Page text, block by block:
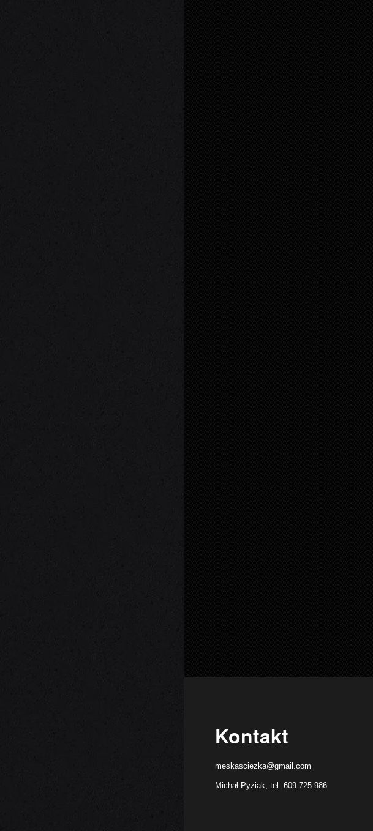
Kontakt
meskasciezka@gmail.com
Michał Pyziak, tel. 609 725 986